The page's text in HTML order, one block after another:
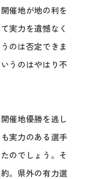
催地が地の利を
実力を遺憾なく
のは否定できま
うのはやはり不
催地優勝を逃し
実力のある選手
のでしょう。そ
。県外の有力選